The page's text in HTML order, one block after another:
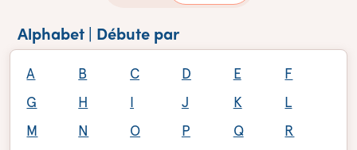
Alphabet | Débute par
A B C D E
F
G
H I J K
L
M
N O P Q
R